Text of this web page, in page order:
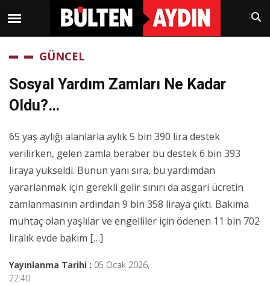
GÜNCEL
Sosyal Yardım Zamları Ne Kadar
Oldu?…
65 yaş aylığı alanlarla aylık 5 bin 390 lira destek
verilirken, gelen zamla beraber bu destek 6 bin 393
liraya yükseldi. Bunun yanı sıra, bu yardımdan
yararlanmak için gerekli gelir sınırı da asgari ücretin
zamlanmasının ardından 9 bin 358 liraya çıktı. Bakıma
muhtaç olan yaşlılar ve engelliler için ödenen 11 bin 702
liralık evde bakım […]
Yayınlanma Tarihi : 05 Ocak 2026,
22:40